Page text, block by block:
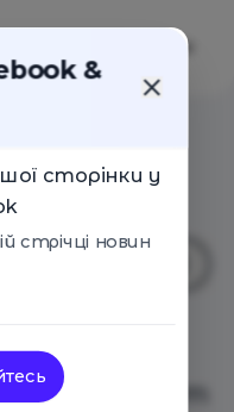
Как живут
&
сторінки у
стрічці новин